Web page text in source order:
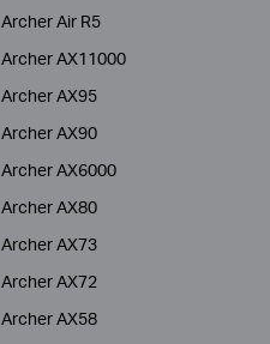
Archer Air R5
Archer AX11000
Archer AX95
Archer AX90
Archer AX6000
Archer AX80
Archer AX73
Archer AX72
Archer AX58